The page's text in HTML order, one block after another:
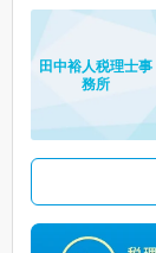
田中裕人税理士事
務所